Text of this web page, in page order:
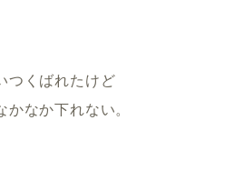
つくばれたけど
なか下れない。